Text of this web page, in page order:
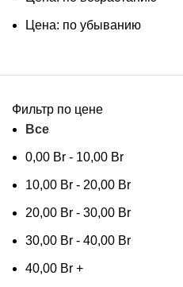
Цена: по убыванию
Фильтр по цене
Все
0,00 Br - 10,00 Br
10,00 Br - 20,00 Br
20,00 Br - 30,00 Br
30,00 Br - 40,00 Br
40,00 Br +